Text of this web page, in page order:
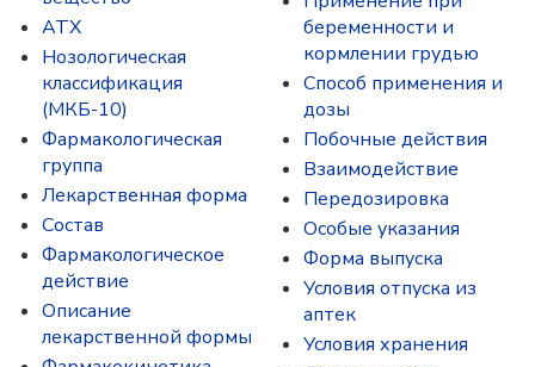
ATX
Нозологическая
классификация
(МКБ-10)
Фармакологическая
группа
Лекарственная форма
Состав
Фармакологическое
действие
Описание
лекарственной формы
беременности и
кормлении грудью
Способ применения и
дозы
Побочные действия
Взаимодействие
Передозировка
Особые указания
Форма выпуска
Условия отпуска из
аптек
Условия хранения